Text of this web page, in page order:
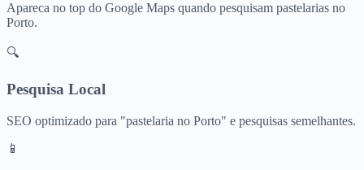
Apareca no top do Google Maps quando pesquisam pastelarias no
Porto.
🔍
Pesquisa Local
SEO optimizado para "pastelaria no Porto" e pesquisas semelhantes.
📱